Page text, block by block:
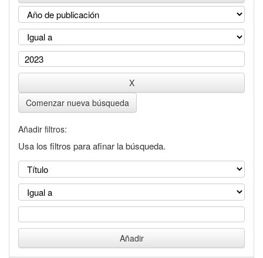
Comenzar nueva búsqueda
Añadir filtros:
Usa los filtros para afinar la búsqueda.